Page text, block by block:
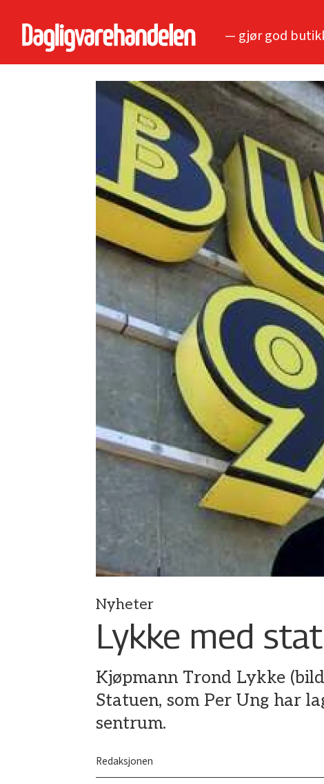
— gjør god
Nyheter
Lykke med
Kjøpmann Trond Lykke
Statuen, som Per Ung har
sentrum.
Redaksjonen